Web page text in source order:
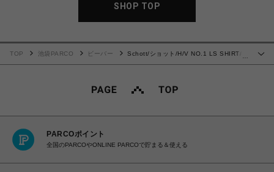
SHOP TOP
TOP 池袋PARCO ビーバー
Schott/ショット/H/V NO.1 LS SHIRT/ヘ
PARCOポイント
全国のPARCOやONLINE PARCOで貯まる＆使える